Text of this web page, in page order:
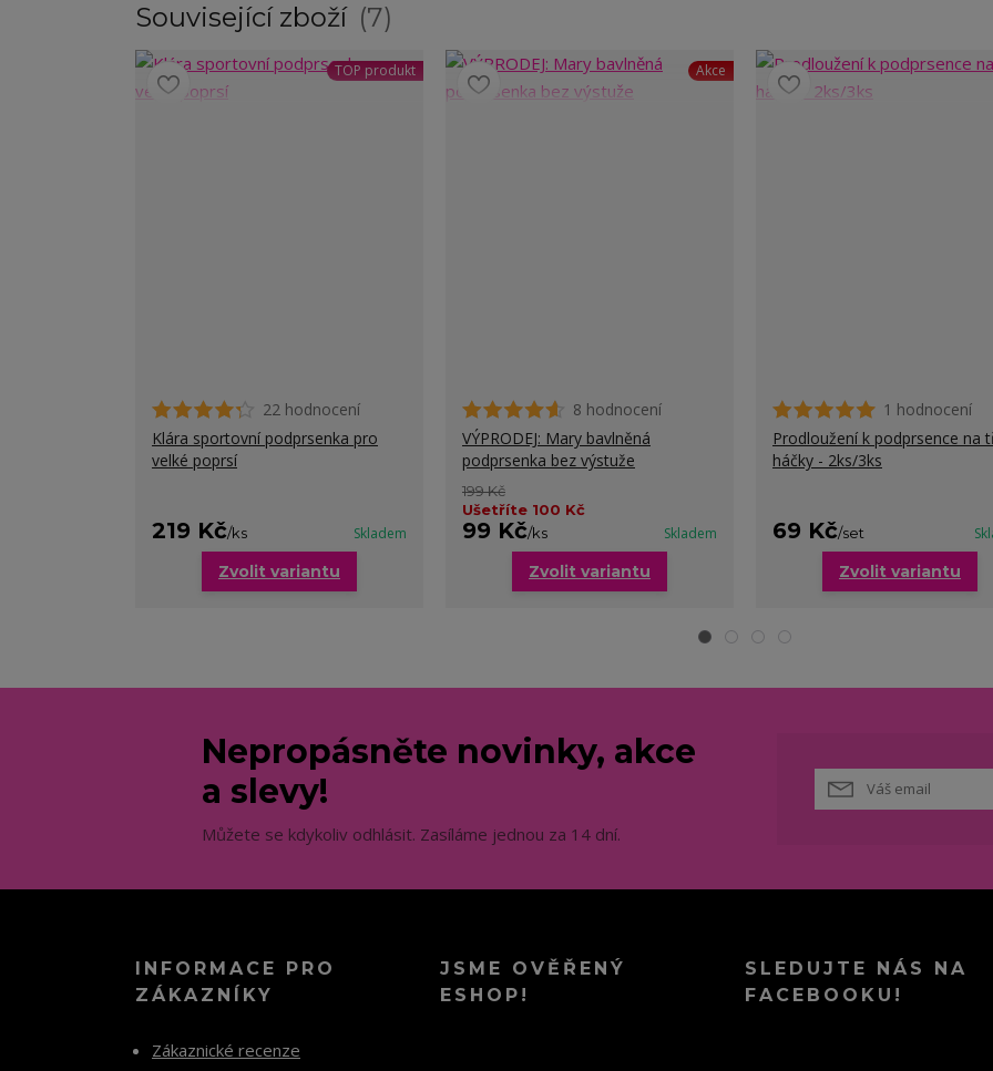
Související zboží 7
TOP produkt
22 hodnocení
Klára sportovní podprsenka pro
velké poprsí
219 Kč/ks Skladem
Zvolit variantu
Akce
8 hodnocení
VÝPRODEJ: Mary bavlněná
podprsenka bez výstuže
199 Kč
Ušetříte 100 Kč
99 Kč/ks Skladem
Zvolit variantu
1 hodnocení
Prodloužení k podprsence na
háčky - 2ks/3ks
69 Kč/set
Zvolit variantu
Nepropásněte novinky, akce
a slevy!
Můžete se kdykoliv odhlásit. Zasíláme jednou za 14 dní.
INFORMACE PRO
ZÁKAZNÍKY
Zákaznické recenze
JSME OVĚŘENÝ
ESHOP!
SLEDUJTE NÁS NA
FACEBOOKU!